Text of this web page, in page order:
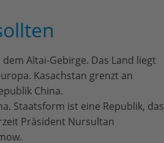
Altai-Gebirge. Das Land liegt
Kasachstan grenzt an
China.
Staatsform ist eine Republik, das
Präsident Nursultan